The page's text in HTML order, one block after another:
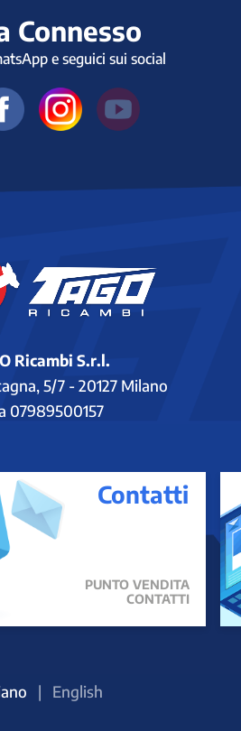
Connesso
e seguici sui social
Ricambi S.r.l.
5/7 - 20127 Milano
07989500157
Contatti
PUNTO VENDITA
CONTATTI
| English